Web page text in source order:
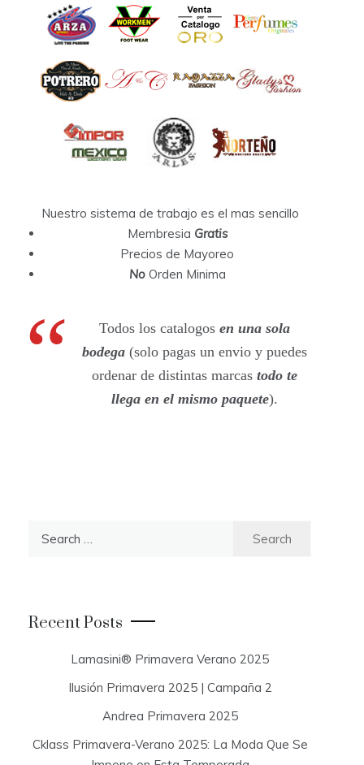
Nuestro sistema de trabajo es el mas sencillo
Membresia Gratis
Precios de Mayoreo
NoOrden Minima
Todos los catalogos en una sola
bodega (solo pagas un envio y puedes
ordenar de distintas marcastodo te
llega en el mismo paquete).
r
:
Recent Posts
Lamasini® Primavera Verano 2025
Ilusión Primavera 2025 | Campaña 2
Andrea Primavera 2025
Cklass Primavera-Verano 2025: La Moda Que Se